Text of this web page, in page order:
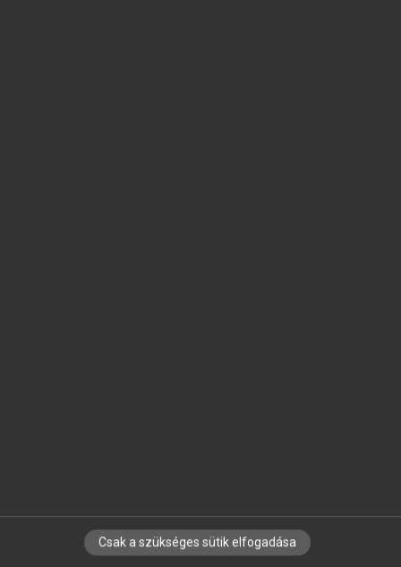
IRATKOZZ FEL HÍRLEVELÜNKRE!
Csak a szükséges sütik elfogadása